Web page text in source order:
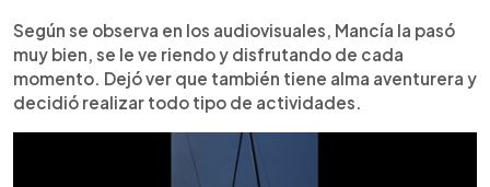
Según se observa en los audiovisuales, Mancía la pasó
muy bien, se le ve riendo y disfrutando de cada
momento. Dejó ver que también tiene alma aventurera y
decidió realizar todo tipo de actividades.